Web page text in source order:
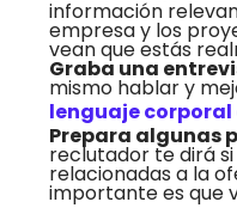
información
empresa y los
vean que estás
Graba una
mismo hablar y
lenguaje
Prepara algunas
reclutador te dirá
relacionadas a la
importante es que